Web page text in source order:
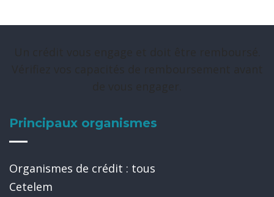
Principaux organismes
Organismes de crédit : tous
Cetelem